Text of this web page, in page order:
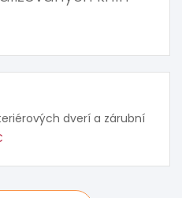
dverí a zárubní